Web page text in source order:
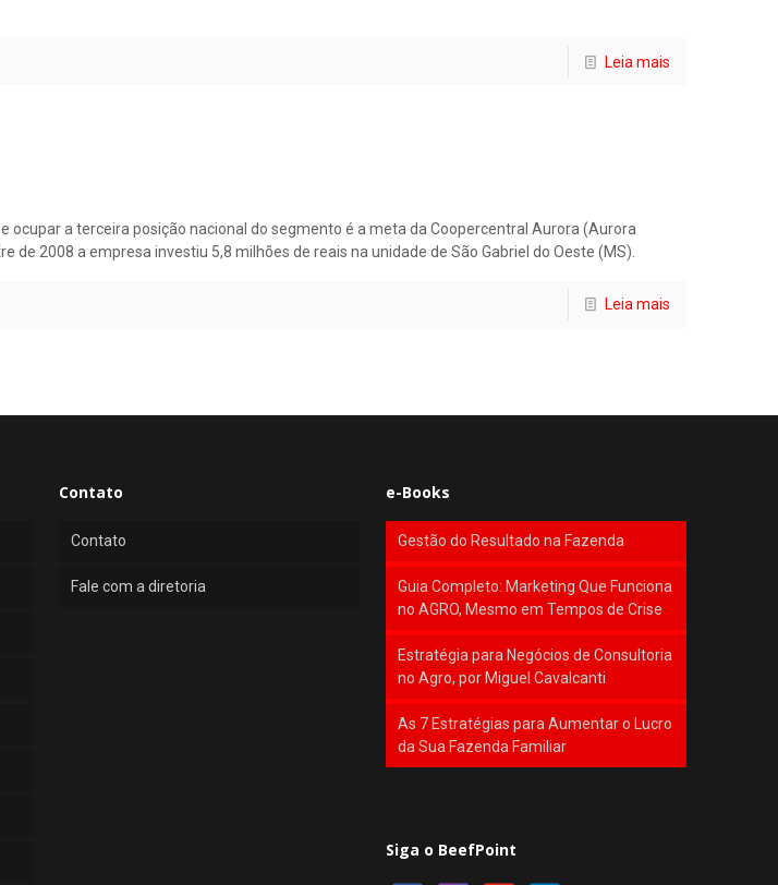
Leia mais
a terceira posição nacional do segmento é a meta da Coopercentral Aurora (Aurora
2008 a empresa investiu 5,8 milhões de reais na unidade de São Gabriel do Oeste (MS).
Leia mais
Contato
Contato
Fale com a diretoria
e-Books
Gestão do Resultado na Fazenda
Guia Completo: Marketing Que Funciona
no AGRO, Mesmo em Tempos de Crise
Estratégia para Negócios de Consultoria
no Agro, por Miguel Cavalcanti
As 7 Estratégias para Aumentar o Lucro
da Sua Fazenda Familiar
Siga o BeefPoint